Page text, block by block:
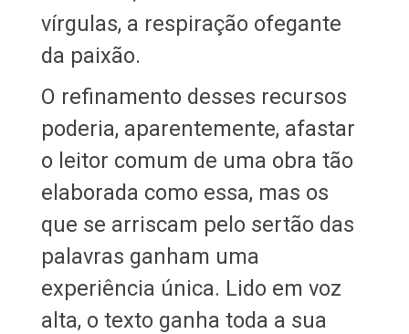
vírgulas, a respiração ofegante
da paixão.
O refinamento desses recursos
poderia, aparentemente, afastar
o leitor comum de uma obra tão
elaborada como essa, mas os
que se arriscam pelo sertão das
palavras ganham uma
experiência única. Lido em voz
alta, o texto ganha toda a sua